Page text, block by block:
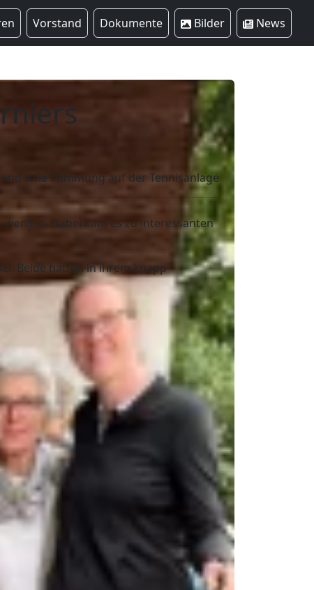
Vorstand Dokumente Bilder News
tolle Stimmung auf der Tennisanlage
Dabei kam es zu interessanten
Beide hatten in ihrem knapp